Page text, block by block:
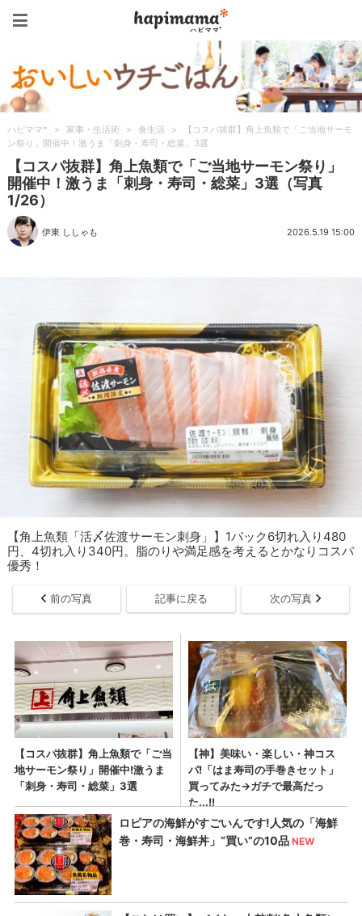
ハピママ* > 家事・生活術 > 食生活 >
【コスパ抜群】角上魚類で「ご当地サーモ
ン祭り」開催中！激うま「刺身・寿司・総菜」3選
【コスパ抜群】角上魚類で「ご当地サーモン祭り」
開催中！激うま「刺身・寿司・総菜」3選（写真
1/26）
伊東 ししゃも 2026.5.19 15:00
【角上魚類「活〆佐渡サーモン刺身」】1パック6切れ入り480
円、4切れ入り340円。脂のりや満足感を考えるとかなりコスパ
優秀！
前の写真 記事に戻る 次の写真